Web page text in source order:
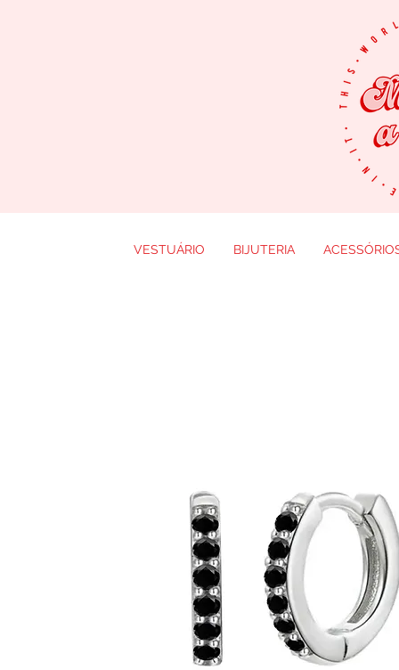
VESTUÁRIO BIJUTERIA